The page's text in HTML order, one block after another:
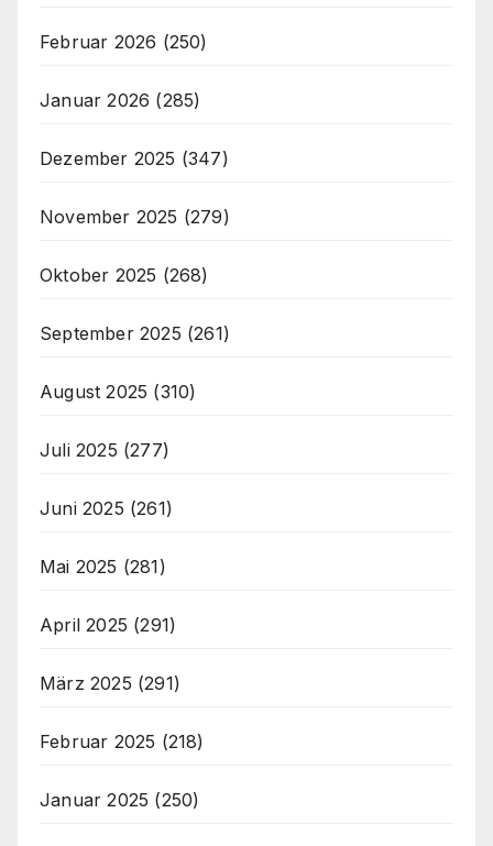
Februar 2026 (250)
Januar 2026 (285)
Dezember 2025 (347)
November 2025 (279)
Oktober 2025 (268)
September 2025 (261)
August 2025 (310)
Juli 2025 (277)
Juni 2025 (261)
Mai 2025 (281)
April 2025 (291)
März 2025 (291)
Februar 2025 (218)
Januar 2025 (250)